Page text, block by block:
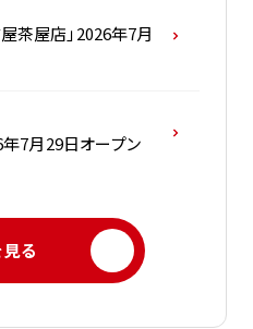
茶屋店」2026年7月
年7月29日オープン
る